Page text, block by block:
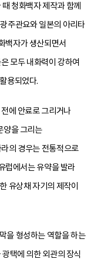
청화백자 제작과 함께
주관요와 일본의 아리타
백자가 생산되면서
모두 내화력이 강하여
용되었다.
에 안료로 그리거나
양을 그리는
의 경우는 전통적으로
럽에서는 유약을 발라
유상채 자기의 제작이
을 형성하는 역할을 하는
택에 의한 외관의 장식